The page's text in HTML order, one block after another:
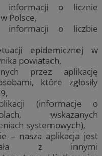
informacji o licznie
Polsce,
informacji o liczbie
epidemicznej w
powiatach,
przez aplikację
które zgłosiły
(informacje o
wskazanych
systemowych),
– nasza aplikacja jest
z innymi